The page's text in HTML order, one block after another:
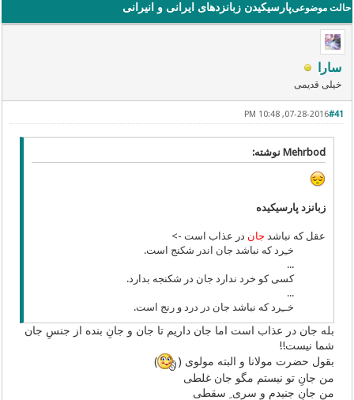
حالت موضوعیپارسیکیدن زبانزدهای ایرانی و انیرانی
سارا
خیلی قدیمی
#41
07-28-2016, 10:48 PM
Mehrbod نوشته:
زبانزد پارسیکیده
عقل که نباشد جان در عذاب است ->
خـِرد که نباشد جان اندر شکنج است.
...
کسی کو خرد ندارد جان در شکنجه بدارد.
...
خــِرد که نباشد جان در درد و رنج است.
بله جان در عذاب است اما جان داریم تا جان و جانِ بنده از جنسِ جان
شما نیست!!
بقول حضرت مولانا و البته مولوی (
)
من جانِ تو نیستم مگو جان غلطی
من جانِ جنیدم و سری ِ سقطی